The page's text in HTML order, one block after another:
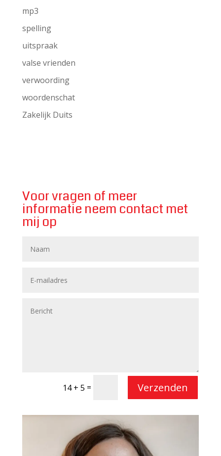
mp3
spelling
uitspraak
valse vrienden
verwoording
woordenschat
Zakelijk Duits
Voor vragen of meer
informatie neem contact met
mij op
14 + 5 = Verzenden